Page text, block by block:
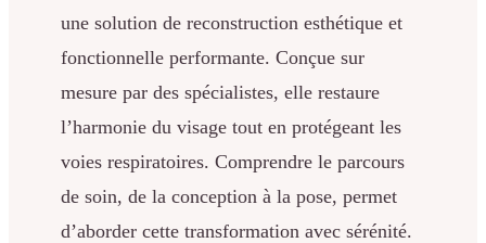
une solution de reconstruction esthétique et
fonctionnelle performante. Conçue sur
mesure par des spécialistes, elle restaure
l’harmonie du visage tout en protégeant les
voies respiratoires. Comprendre le parcours
de soin, de la conception à la pose, permet
d’aborder cette transformation avec sérénité.